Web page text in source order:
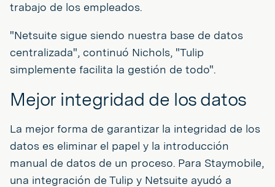
trabajo de los empleados.
"Netsuite sigue siendo nuestra base de datos
centralizada", continuó Nichols, "Tulip
simplemente facilita la gestión de todo".
Mejor integridad de los datos
La mejor forma de garantizar la integridad de los
datos es eliminar el papel y la introducción
manual de datos de un proceso. Para Staymobile,
una integración de Tulip y Netsuite ayudó a